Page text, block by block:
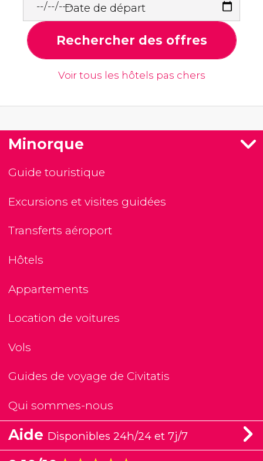
Date de départ
Rechercher des offres
Voir tous les hôtels pas chers
Minorque
Guide touristique
Excursions et visites guidées
Transferts aéroport
Hôtels
Appartements
Location de voitures
Vols
Guides de voyage de Civitatis
Qui sommes-nous
Aide Disponibles 24h/24 et 7j/7